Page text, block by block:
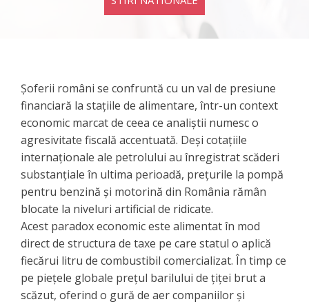
Șoferii români se confruntă cu un val de presiune
financiară la stațiile de alimentare, într-un context
economic marcat de ceea ce analiștii numesc o
agresivitate fiscală accentuată. Deși cotațiile
internaționale ale petrolului au înregistrat scăderi
substanțiale în ultima perioadă, prețurile la pompă
pentru benzină și motorină din România rămân
blocate la niveluri artificial de ridicate.
Acest paradox economic este alimentat în mod
direct de structura de taxe pe care statul o aplică
fiecărui litru de combustibil comercializat. În timp ce
pe piețele globale prețul barilului de țiței brut a
scăzut, oferind o gură de aer companiilor și